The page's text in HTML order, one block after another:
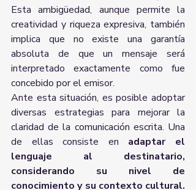
Esta ambigüedad, aunque permite la
creatividad y riqueza expresiva, también
implica que no existe una garantía
absoluta de que un mensaje será
interpretado exactamente como fue
concebido por el emisor.
Ante esta situación, es posible adoptar
diversas estrategias para mejorar la
claridad de la comunicación escrita. Una
de ellas consiste en adaptar el
lenguaje al destinatario,
considerando su nivel de
conocimiento y su contexto cultural.